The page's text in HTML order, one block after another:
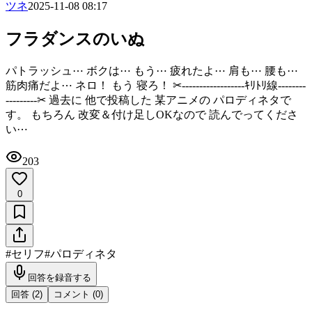
ツネ2025-11-08 08:17
フラダンスのいぬ
パトラッシュ⋯ ボクは⋯ もう⋯ 疲れたよ⋯ 肩も⋯ 腰も⋯
筋肉痛だよ⋯ ネロ！ もう 寝ろ！ ‪✂︎‬------------------ｷﾘﾄﾘ線--------
---------‪✂︎ 過去に 他で投稿した 某アニメの パロディネタで
す。 もちろん 改変＆付け足しOKなので 読んでってくださ
い⋯
203
0
#セリフ#パロディネタ
回答を録音する
回答 (2) コメント (0)